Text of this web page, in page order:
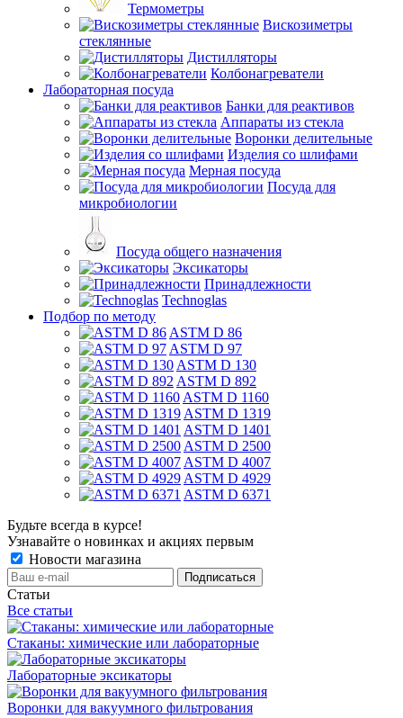
Термометры
Вискозиметры
стеклянные
Дистилляторы
Колбонагреватели
Лабораторная посуда
Банки для реактивов
Аппараты из стекла
Воронки делительные
Изделия со шлифами
Мерная посуда
Посуда для
микробиологии
Посуда общего назначения
Эксикаторы
Принадлежности
Technoglas
Подбор по методу
ASTM D 86
ASTM D 97
ASTM D 130
ASTM D 892
ASTM D 1160
ASTM D 1319
ASTM D 1401
ASTM D 2500
ASTM D 4007
ASTM D 4929
ASTM D 6371
Будьте всегда в курсе!
Узнавайте о новинках и акциях первым
Новости магазина
Статьи
Все статьи
Стаканы: химические или лабораторные
Лабораторные эксикаторы
Воронки для вакуумного фильтрования